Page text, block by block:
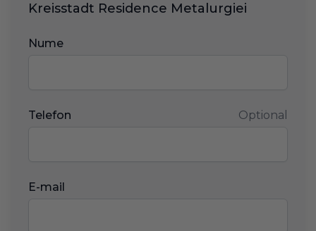
Kreisstadt Residence Metalurgiei
Nume
Telefon Optional
E-mail